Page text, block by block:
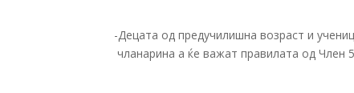
-Децата од предучилишна возраст и
чланарина а ќе важат правилата од Член